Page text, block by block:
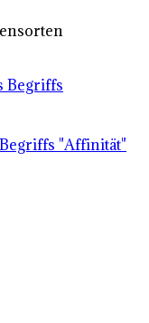
Begriffs
"Affinität"